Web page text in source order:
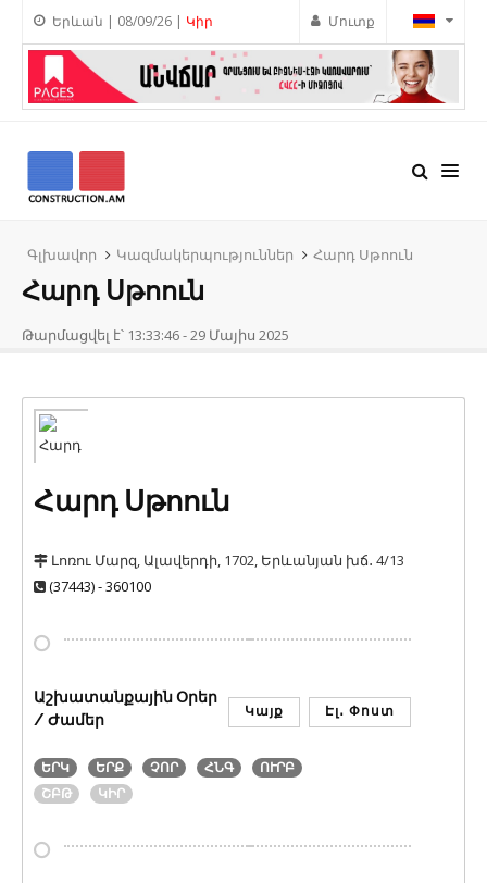
Մուտք
Երևան | 08/09/26 | Կիր
Գլխավոր Կազմակերպություններ Հարդ Սթոուն
Հարդ Սթոուն
Թարմացվել է՝ 13:33:46 - 29 Մայիս 2025
Հարդ Սթոուն
Լոռու Մարզ, Ալավերդի, 1702, Երևանյան խճ․ 4/13
(37443) - 360100
Էլ․ Փոստ
Կայք
Աշխատանքային Օրեր
/ Ժամեր
ԵՐԿ ԵՐՔ ՉՈՐ ՀՆԳ
ՈՒՐԲ
ՇԲԹ
ԿԻՐ